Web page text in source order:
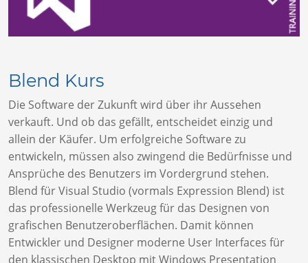
Blend Kurs
Die Software der Zukunft wird über ihr Aussehen
verkauft. Und ob das gefällt, entscheidet einzig und
allein der Käufer. Um erfolgreiche Software zu
entwickeln, müssen also zwingend die Bedürfnisse und
Ansprüche des Benutzers im Vordergrund stehen.
Blend für Visual Studio (vormals Expression Blend) ist
das professionelle Werkzeug für das Designen von
grafischen Benutzeroberflächen. Damit können
Entwickler und Designer moderne User Interfaces für
den klassischen Desktop mit Windows Presentation